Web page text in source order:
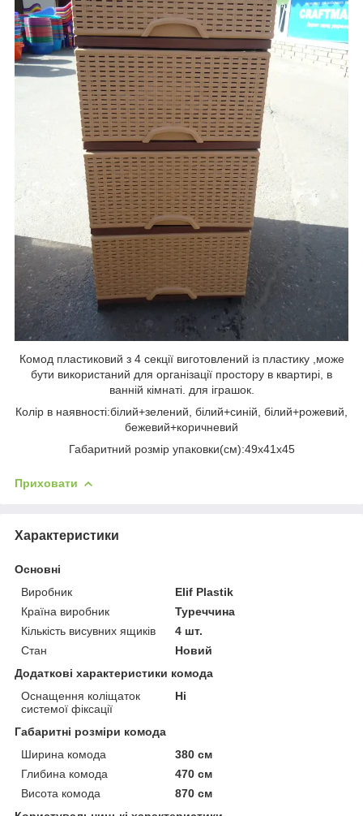
Комод пластиковий з 4 секції виготовлений із пластику ,може
бути використаний для організації простору в квартирі, в
ванній кімнаті. для іграшок.
Колір в наявності:білий+зелений, білий+синій, білий+рожевий,
бежевий+коричневий
Габаритний розмір упаковки(см):49х41х45
Приховати
Характеристики
Основні
Виробник
Elif Plastik
Країна виробник
Туреччина
Кількість висувних ящиків
4 шт.
Стан
Новий
Додаткові характеристики комода
Оснащення коліщаток
системої фіксації
Ні
Габаритні розміри комода
Ширина комода
380 см
Глибина комода
470 см
Висота комода
870 см